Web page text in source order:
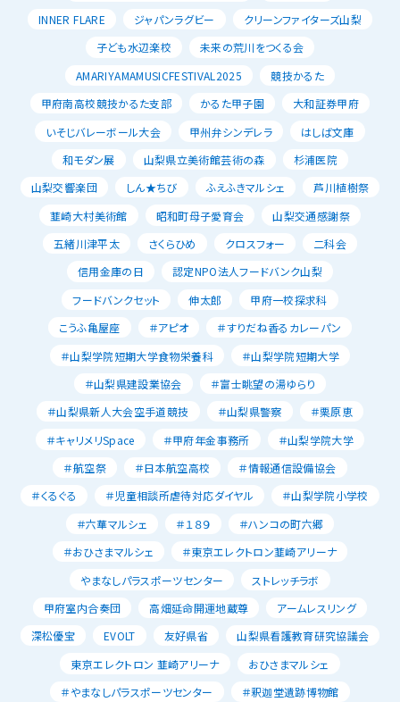
INNER FLARE
ジャパンラグビー
クリーンファイターズ山梨
子ども水辺楽校
未来の荒川をつくる会
AMARIYAMAMUSICFESTIVAL2025
競技かるた
甲府南高校競技かるた支部
かるた甲子園
大和証券甲府
いそじバレーボール大会
甲州弁シンデレラ
はしば文庫
和モダン展
山梨県立美術館芸術の森
杉浦医院
山梨交響楽団
しん★ちび ふえふきマルシェ
芦川植樹祭
韮崎大村美術館
昭和町母子愛育会
山梨交通感謝祭
五緒川津平太
さくらひめ クロスフォー
二科会
信用金庫の日
認定NPO法人フードバンク山梨
フードバンクセット
伸太郎
甲府一校探求科
こうふ亀屋座
＃アピオ
＃すりだね香るカレーパン
＃山梨学院短期大学食物栄養科
＃山梨学院短期大学
＃山梨県建設業協会
＃富士眺望の湯ゆらり
＃山梨県新人大会空手道競技
＃山梨県警察
＃栗原恵
＃キャリメリSpace
＃甲府年金事務所
＃山梨学院大学
＃航空祭
＃日本航空高校
＃情報通信設備協会
＃くるぐる
＃児童相談所虐待対応ダイヤル
＃山梨学院小学校
＃六華マルシェ
＃１８９
＃ハンコの町六郷
＃おひさまマルシェ
＃東京エレクトロン韮崎アリーナ
やまなしパラスポーツセンター
ストレッチラボ
甲府室内合奏団
高畑延命開運地蔵尊
アームレスリング
深松優宝
EVOLT 友好県省
山梨県看護教育研究協議会
東京エレクトロン 韮崎アリーナ
おひさまマルシェ
＃やまなしパラスポーツセンター
＃釈迦堂遺跡博物館